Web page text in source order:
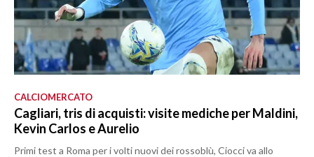
CALCIOMERCATO
Cagliari, tris di acquisti: visite mediche per Maldini,
Kevin Carlos e Aurelio
Primi test a Roma per i volti nuovi dei rossoblù, Ciocci va allo